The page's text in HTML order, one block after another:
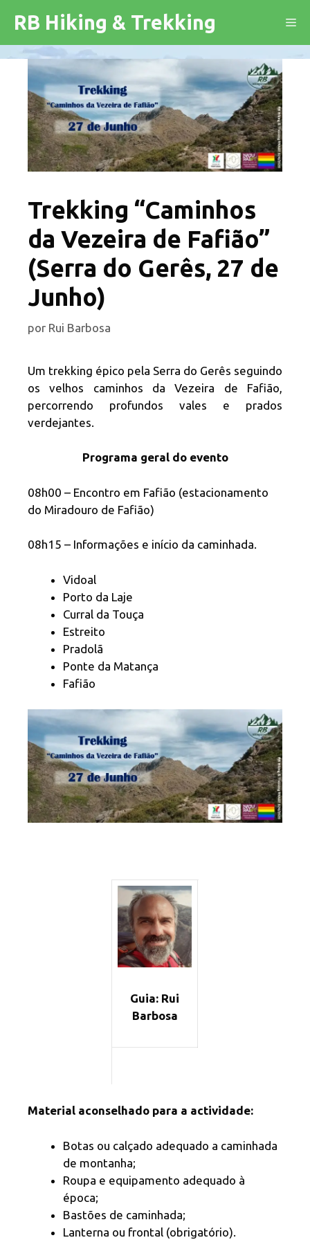
para
o
conteúdo
RB Hiking & Trekking
Trekking “Caminhos
da Vezeira de Fafião”
(Serra do Gerês, 27 de
Junho)
por Rui Barbosa
Um trekking épico pela Serra do Gerês seguindo
os velhos caminhos da Vezeira de Fafião,
percorrendo profundos vales e prados
verdejantes.
Programa geral do evento
08h00 – Encontro em Fafião (estacionamento
do Miradouro de Fafião)
08h15 – Informações e início da caminhada.
Vidoal
Porto da Laje
Curral da Touça
Estreito
Pradolã
Ponte da Matança
Fafião
Guia: Rui
Barbosa
Material aconselhado para a actividade:
Botas ou calçado adequado a caminhada
de montanha;
Roupa e equipamento adequado à
época;
Bastões de caminhada;
Lanterna ou frontal (obrigatório).